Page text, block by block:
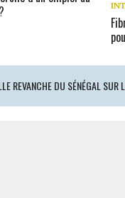
REVANCHE DU SÉNÉGAL SUR